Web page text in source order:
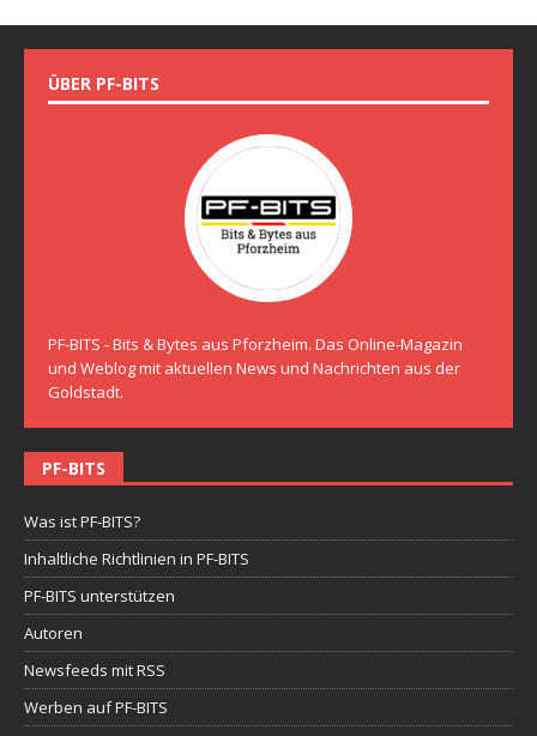
ÜBER PF-BITS
PF-BITS - Bits & Bytes aus Pforzheim. Das Online-Magazin
und Weblog mit aktuellen News und Nachrichten aus der
Goldstadt.
PF-BITS
Was ist PF-BITS?
Inhaltliche Richtlinien in PF-BITS
PF-BITS unterstützen
Autoren
Newsfeeds mit RSS
Werben auf PF-BITS